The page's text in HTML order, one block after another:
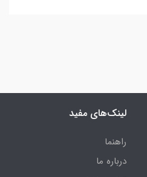
لینک‌های مفید
راهنما
درباره ما